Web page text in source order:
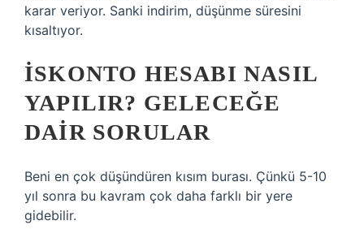
karar veriyor. Sanki indirim, düşünme süresini
kısaltıyor.
İSKONTO HESABI NASIL
YAPILIR? GELECEĞE
DAIR SORULAR
Beni en çok düşündüren kısım burası. Çünkü 5-10
yıl sonra bu kavram çok daha farklı bir yere
gidebilir.